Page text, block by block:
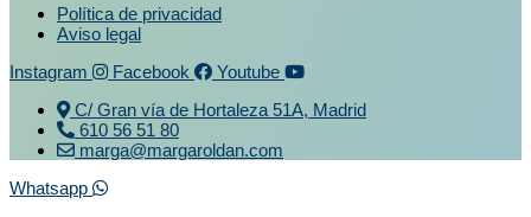
Política de privacidad
Aviso legal
Instagram
Facebook
Youtube
C/ Gran vía de Hortaleza 51A, Madrid
610 56 51 80
marga@margaroldan.com
Whatsapp